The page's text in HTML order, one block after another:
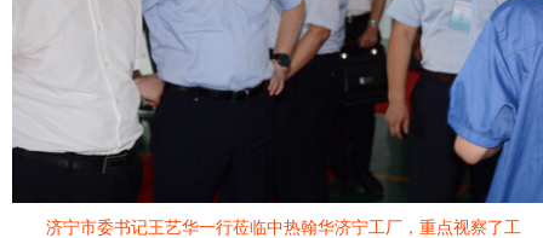
济宁市委书记王艺华一行莅临中热翰华济宁工厂，重点视察了工